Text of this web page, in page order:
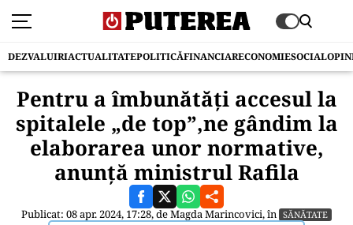
DEZVALUIRIACTUALITATEPOLITICĂFINANCIARECONOMIESOCIAL
Pentru a îmbunătăți accesul la
spitalele „de top”,ne gândim la
elaborarea unor normative,
anunță ministrul Rafila
Publicat: 08 apr. 2024, 17:28, deMagda Marincovici, în SĂNĂTATE